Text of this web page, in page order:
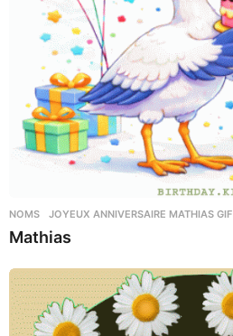
NOMS JOYEUX ANNIVERSAIRE MATHIAS GIF
Mathias